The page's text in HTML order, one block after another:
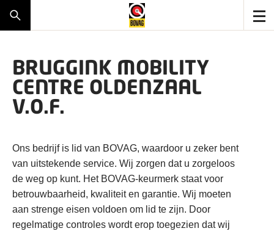
BRUGGINK MOBILITY
CENTRE OLDENZAAL
V.O.F.
Ons bedrijf is lid van BOVAG, waardoor u zeker bent
van uitstekende service. Wij zorgen dat u zorgeloos
de weg op kunt. Het BOVAG-keurmerk staat voor
betrouwbaarheid, kwaliteit en garantie. Wij moeten
aan strenge eisen voldoen om lid te zijn. Door
regelmatige controles wordt erop toegezien dat wij